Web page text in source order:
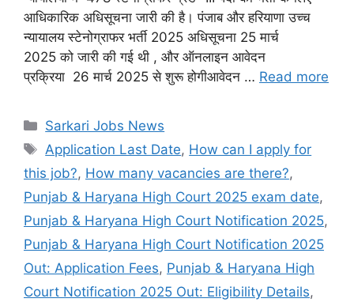
आधिकारिक अधिसूचना जारी की है। पंजाब और हरियाणा उच्च
न्यायालय स्टेनोग्राफर भर्ती 2025 अधिसूचना 25 मार्च
2025 को जारी की गई थी , और ऑनलाइन आवेदन
प्रक्रिया 26 मार्च 2025 से शुरू होगीआवेदन … Read more
Categories
Sarkari Jobs News
Tags
Application Last Date, How can I apply for
this job?, How many vacancies are there?,
Punjab & Haryana High Court 2025 exam date,
Punjab & Haryana High Court Notification 2025,
Punjab & Haryana High Court Notification 2025
Out: Application Fees, Punjab & Haryana High
Court Notification 2025 Out: Eligibility Details,